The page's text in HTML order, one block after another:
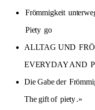
Frömmigkeit
Piety go
ALLTAG UND
EVERYDAY AND
Die Gabe der
The gift of piety.»